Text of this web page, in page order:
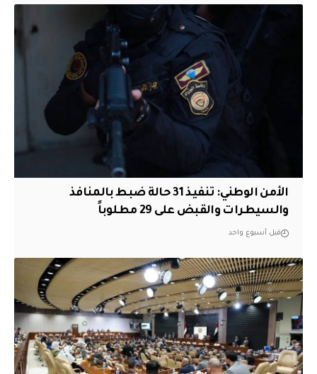
الأمن الوطني: تنفيذ 31 حالة ضبط بالمنافذ
والسيطرات والقبض على 29 مطلوباً
قبل أسبوع واحد